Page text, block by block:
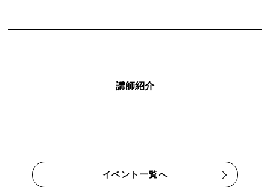
講師紹介
イベント一覧へ